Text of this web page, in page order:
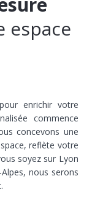
espace
enrichir votre
commence
concevons une
reflète votre
soyez sur Lyon
nous serons